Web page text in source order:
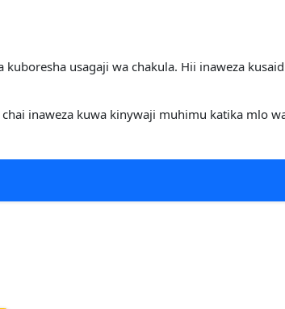
usagaji wa chakula. Hii inaweza
inaweza kuwa kinywaji muhimu katika mlo